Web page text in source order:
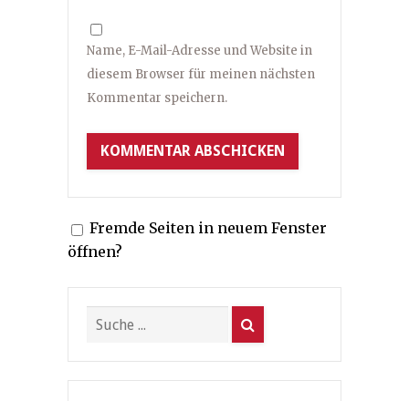
Name, E-Mail-Adresse und Website in
diesem Browser für meinen nächsten
Kommentar speichern.
Fremde Seiten in neuem Fenster
öffnen?